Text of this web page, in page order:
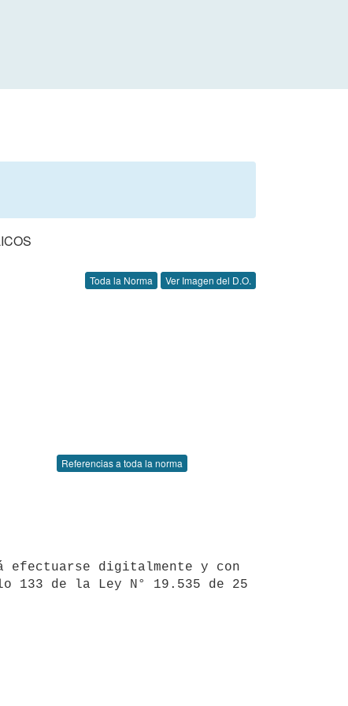
Toda la Norma Ver Imagen del D.O.
Referencias a toda la norma
de la Ley N° 19.535 de 25